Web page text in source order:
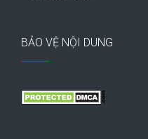
BẢO VỆ NỘI DUNG